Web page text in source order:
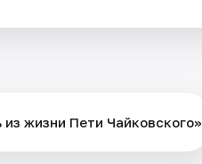
жизни Пети Чайковскогo»